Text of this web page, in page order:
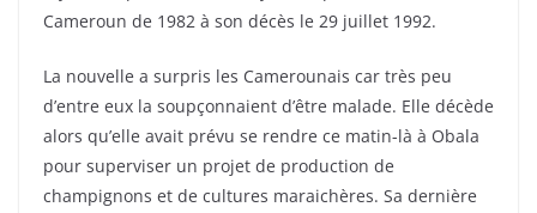
Cameroun de 1982 à son décès le 29 juillet 1992.
La nouvelle a surpris les Camerounais car très peu
d’entre eux la soupçonnaient d’être malade. Elle décède
alors qu’elle avait prévu se rendre ce matin-là à Obala
pour superviser un projet de production de
champignons et de cultures maraichères. Sa dernière